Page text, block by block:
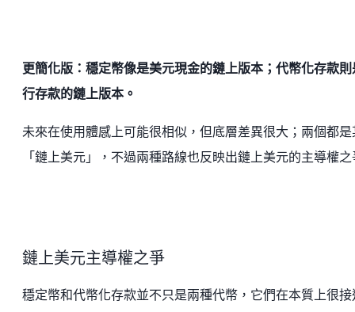
更簡化版：穩定幣像是美元現金的鏈上版本；代幣化存款則
行存款的鏈上版本。
未來在使用體感上可能很相似，但底層差異很大；兩個都是
「鏈上美元」，不過兩種路線也反映出鏈上美元的主導權之
鏈上美元主導權之爭
穩定幣和代幣化存款並不只是兩種代幣，它們在本質上很接